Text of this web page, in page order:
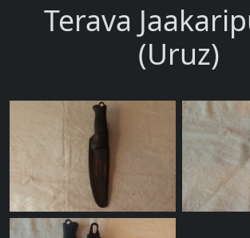
Terava
(Uruz)